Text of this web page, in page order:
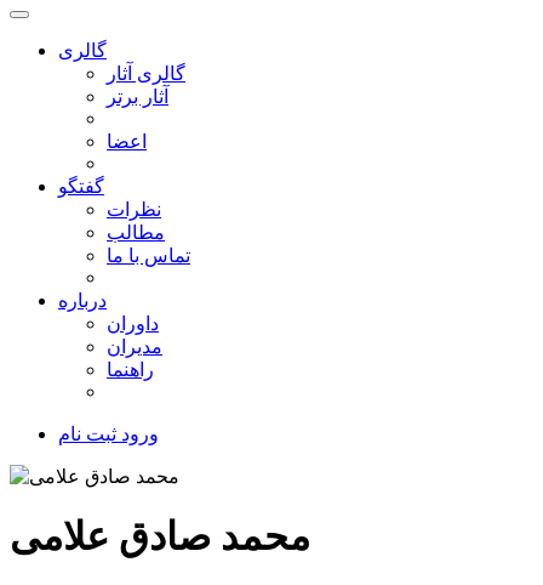
گالری
گالری آثار
آثار برتر
اعضا
گفتگو
نظرات
مطالب
تماس با ما
درباره
داوران
مدیران
راهنما
ورود ثبت نام
محمد صادق علامی